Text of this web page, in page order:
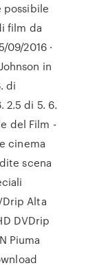
possibile
film da
2016 ·
in
di
2.5 di 5. 6.
del Film -
cinema
scena
Alta
DVDrip
Piuma